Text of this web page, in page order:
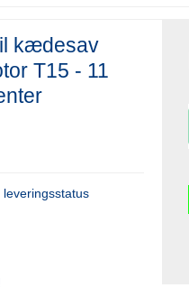
kædesav
T15 - 11